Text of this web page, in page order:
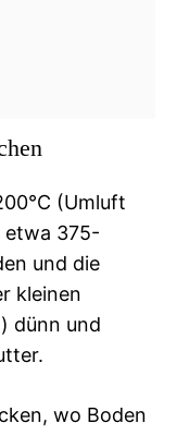
(Umluft
etwa 375-
und die
kleinen
dünn und
wo Boden